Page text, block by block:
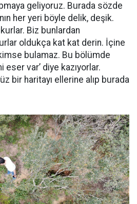
geliyoruz. Burada sözde
her yeri böyle delik, deşik.
Biz bunlardan
oldukça kat kat derin. İçine
bulamaz. Bu bölümde
eser var’ diye kazıyorlar.
bir haritayı ellerine alıp burada